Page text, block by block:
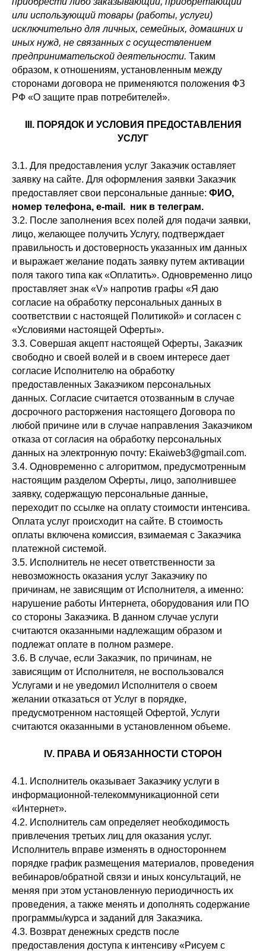
или использующий товары (работы, услуги)
исключительно для личных, семейных, домашних и
иных нужд, не связанных с осуществлением
предпринимательской деятельности. Таким
образом, к отношениям, установленным между
сторонами договора не применяются положения ФЗ
РФ «О защите прав потребителей».
III. ПОРЯДОК И УСЛОВИЯ ПРЕДОСТАВЛЕНИЯ
УСЛУГ
3.1. Для предоставления услуг Заказчик оставляет
заявку на сайте. Для оформления заявки Заказчик
предоставляет свои персональные данные: ФИО,
номер телефона, e-mail. ник в телеграм.
3.2. После заполнения всех полей для подачи заявки,
лицо, желающее получить Услугу, подтверждает
правильность и достоверность указанных им данных
и выражает желание подать заявку путем активации
поля такого типа как «Оплатить». Одновременно лицо
проставляет знак «V» напротив графы «Я даю
согласие на обработку персональных данных в
соответствии с настоящей Политикой» и согласен с
«Условиями настоящей Оферты».
3.3. Совершая акцепт настоящей Оферты, Заказчик
свободно и своей волей и в своем интересе дает
согласие Исполнителю на обработку
предоставленных Заказчиком персональных
данных. Согласие считается отозванным в случае
досрочного расторжения настоящего Договора по
любой причине или в случае направления Заказчиком
отказа от согласия на обработку персональных
данных на электронную почту: Ekaiweb3@gmail.com.
3.4. Одновременно с алгоритмом, предусмотренным
настоящим разделом Оферты, лицо, заполнившее
заявку, содержащую персональные данные,
переходит по ссылке на оплату стоимости интенсива.
Оплата услуг происходит на сайте. В стоимость
оплаты включена комиссия, взимаемая с Заказчика
платежной системой.
3.5. Исполнитель не несет ответственности за
невозможность оказания услуг Заказчику по
причинам, не зависящим от Исполнителя, а именно:
нарушение работы Интернета, оборудования или ПО
со стороны Заказчика. В данном случае услуги
считаются оказанными надлежащим образом и
подлежат оплате в полном размере.
3.6. В случае, если Заказчик, по причинам, не
зависящим от Исполнителя, не воспользовался
Услугами и не уведомил Исполнителя о своем
желании отказаться от Услуг в порядке,
предусмотренном настоящей Офертой, Услуги
считаются оказанными в установленном объеме.
IV. ПРАВА И ОБЯЗАННОСТИ СТОРОН
4.1. Исполнитель оказывает Заказчику услуги в
информационной-телекоммуникационной сети
«Интернет».
4.2. Исполнитель сам определяет необходимость
привлечения третьих лиц для оказания услуг.
Исполнитель вправе изменять в одностороннем
порядке график размещения материалов, проведения
вебинаров/обратной связи и иных консультаций, не
меняя при этом установленную периодичность их
проведения, а также менять и дополнять содержание
программы/курса и заданий для Заказчика.
4.3. Возврат денежных средств после
предоставления доступа к интенсиву «Рисуем с